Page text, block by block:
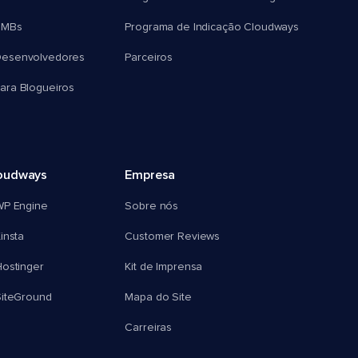
Blogueiros
Programa de Indicação Cloudways
Parceiros
Engine
Empresa
Sobre nós
Customer Reviews
Kit de Imprensa
Mapa do Site
Carreiras